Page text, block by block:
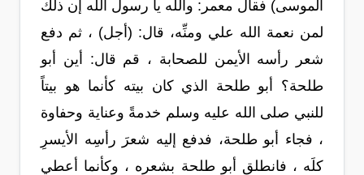
الموسى) فقال معمر: والله يا رسول الله إن ذلك
لمن نعمة الله علي ومنِّه، قال: (أجل) ، ثم دفع
شعر رأسه الأيمن للصحابة ، قم قال: أين أبو
طلحة؟ أبو طلحة الذي كان بيته كأنما هو بيتاً
للنبي صلى الله عليه وسلم خدمةً وعناية وحفاوة
، فجاء أبو طلحة، فدفع إليه شعرَ رأسِه الأيسرِ
كلَه ، فانطلق أبو طلحة بشعره ، وكأنما أعطي